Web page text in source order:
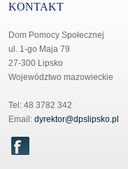
KONTAKT
Dom Pomocy Społecznej
ul. 1-go Maja 79
27-300 Lipsko
Województwo mazowieckie
Tel: 48 3782 342
Email: dyrektor@dpslipsko.pl